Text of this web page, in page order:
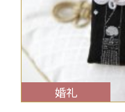
$target_date
婚礼